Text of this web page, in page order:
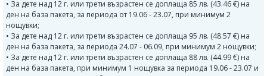
• За дете над 12 г. или трети възрастен се доплаща 85 лв. (43.46 €) на
ден на база пакета, за периода от 19.06 - 23.07, при минимум 2
нощувки;
• За дете над 12 г. или трети възрастен се доплаща 95 лв. (48.57 €) на
ден на база пакета, за периода 24.07 - 06.09, при минимум 2 нощувки;
• За дете над 12 г. или трети възрастен се доплаща 88 лв. (44.99 €) на
ден на база пакета, при минимум 1 нощувка за периода 19.06 - 23.07 и